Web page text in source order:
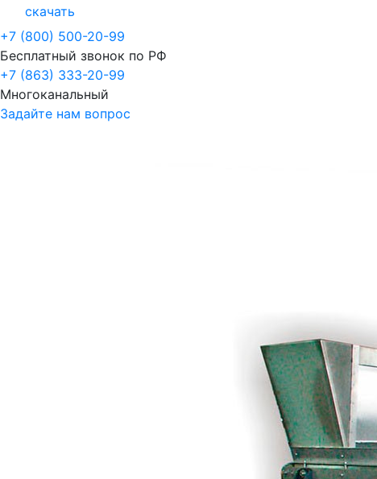
скачать
+7 (800) 500-20-99
Бесплатный звонок по РФ
+7 (863) 333-20-99
Многоканальный
Задайте нам вопрос